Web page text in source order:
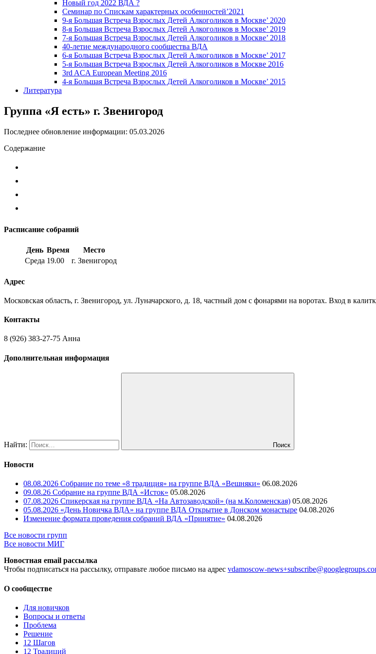
Новый год 2022 ВДА ?
Семинар по Спискам характерных особенностей’2021
9-я Большая Встреча Взрослых Детей Алкоголиков в Москве’ 2020
8-я Большая Встреча Взрослых Детей Алкоголиков в Москве’ 2019
7-я Большая Встреча Взрослых Детей Алкоголиков в Москве’ 2018
40-летие международного сообщества ВДА
6-я Большая Встреча Взрослых Детей Алкоголиков в Москве’ 2017
5-я Большая Встреча Взрослых Детей Алкоголиков в Москве 2016
3rd ACA European Meeting 2016
4-я Большая Встреча Взрослых Детей Алкоголиков в Москве’ 2015
Литература
Группа «Я есть» г. Звенигород
Последнее обновление информации: 05.03.2026
Содержание
Расписание собраний
День Время
Место
Среда 19.00 г. Звенигород
Адрес
Московская область, г. Звенигород, ул. Луначарского, д. 18, частный дом с фонарями на воротах. Вход в
Контакты
8 (926) 383-27-75 Анна
Дополнительная информация
Найти: Поиск
Новости
08.08.2026 Собрание по теме «8 традиция» на группе ВДА «Вешняки» 06.08.2026
09.08.26 Собрание на группе ВДА «Исток» 05.08.2026
07.08.2026 Спикерская на группе ВДА «На Автозаводской» (на м.Коломенская) 05.08.2026
05.08.2026 «День Новичка ВДА» на группе ВДА Открытие в Донском монастыре 04.08.2026
Изменение формата проведения собраний ВДА «Принятие» 04.08.2026
Все новости групп
Все новости МИГ
Новостная email рассылка
Чтобы подписаться на рассылку, отправьте любое письмо на адрес vdamoscow-
О сообществе
Для новичков
Вопросы и ответы
Проблема
Решение
12 Шагов
12 Традиций